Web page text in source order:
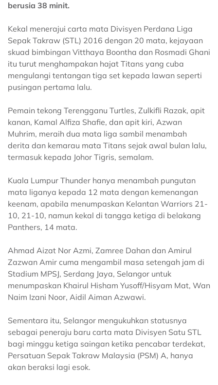
berusia 38 minit.
Kekal menerajui carta mata Divisyen Perdana Liga
Sepak Takraw (STL) 2016 dengan 20 mata, kejayaan
skuad bimbingan Vitthaya Boontha dan Rosmadi Ghani
itu turut menghampakan hajat Titans yang cuba
mengulangi tentangan tiga set kepada lawan seperti
pusingan pertama lalu.
Pemain tekong Terengganu Turtles, Zulkifli Razak, apit
kanan, Kamal Alfiza Shafie, dan apit kiri, Azwan
Muhrim, meraih dua mata liga sambil menambah
derita dan kemarau mata Titans sejak awal bulan lalu,
termasuk kepada Johor Tigris, semalam.
Kuala Lumpur Thunder hanya menambah pungutan
mata liganya kepada 12 mata dengan kemenangan
keenam, apabila menumpaskan Kelantan Warriors 21-
10, 21-10, namun kekal di tangga ketiga di belakang
Panthers, 14 mata.
Ahmad Aizat Nor Azmi, Zamree Dahan dan Amirul
Zazwan Amir cuma mengambil masa setengah jam di
Stadium MPSJ, Serdang Jaya, Selangor untuk
menumpaskan Khairul Hisham Yusoff/Hisyam Mat, Wan
Naim Izani Noor, Aidil Aiman Azwawi.
Sementara itu, Selangor mengukuhkan statusnya
sebagai peneraju baru carta mata Divisyen Satu STL
bagi minggu ketiga saingan ketika pencabar terdekat,
Persatuan Sepak Takraw Malaysia (PSM) A, hanya
akan beraksi lagi esok.